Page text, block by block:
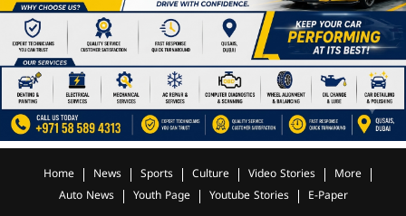
Home News Sports Culture Video Stories
More
Auto News
Youth Page Youtube Stories E-Paper